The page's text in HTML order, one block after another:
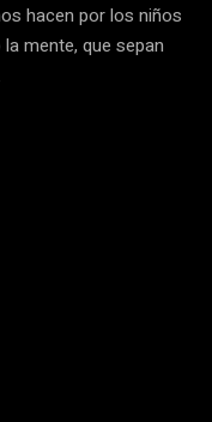
hacen por los niños
mente, que sepan